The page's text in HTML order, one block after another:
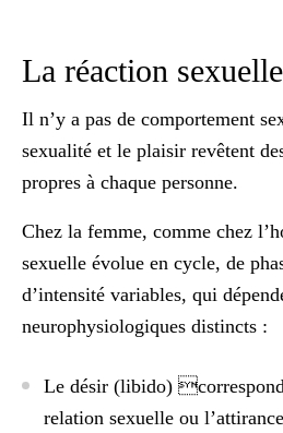
La réaction
Il n’y a pas de comportement
sexualité et le plaisir revêtent
propres à chaque personne.
Chez la femme, comme chez
sexuelle évolue en cycle, de
d’intensité variables, qui
neurophysiologiques distincts :
Le désir (libido)
relation sexuelle ou